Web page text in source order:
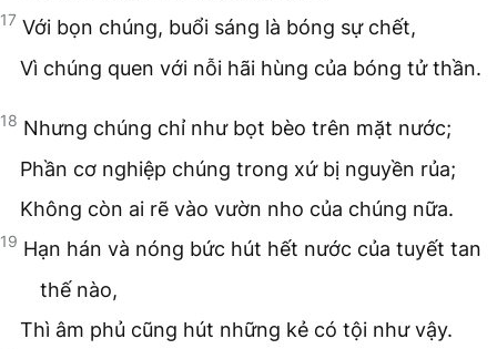
17 Với bọn chúng, buổi sáng là bóng sự chết,
Vì chúng quen với nỗi hãi hùng của bóng tử thần.
18 Nhưng chúng chỉ như bọt bèo trên mặt nước;
Phần cơ nghiệp chúng trong xứ bị nguyền rủa;
Không còn ai rẽ vào vườn nho của chúng nữa.
19 Hạn hán và nóng bức hút hết nước của tuyết tan
thế nào,
Thì âm phủ cũng hút những kẻ có tội như vậy.